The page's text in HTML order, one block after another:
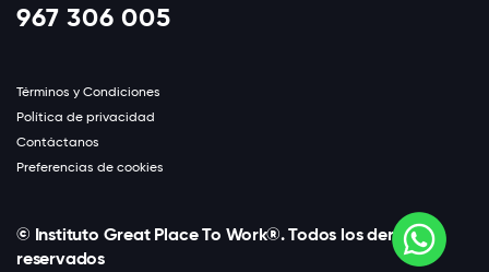
967 306 005
Términos y Condiciones
Política de privacidad
Contáctanos
Preferencias de cookies
© Instituto Great Place To Work®. Todos los derechos
reservados